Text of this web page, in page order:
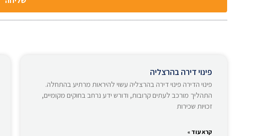
פינוי דירה בהרצליה
פינוי הדירה פינוי דירה בהרצליה עשוי להיראות מרתיע בהתחלה.
התהליך מורכב לעתים קרובות, ודורש ידע נרחב בחוקים מקומיים,
זכויות שכירות
קרא עוד »